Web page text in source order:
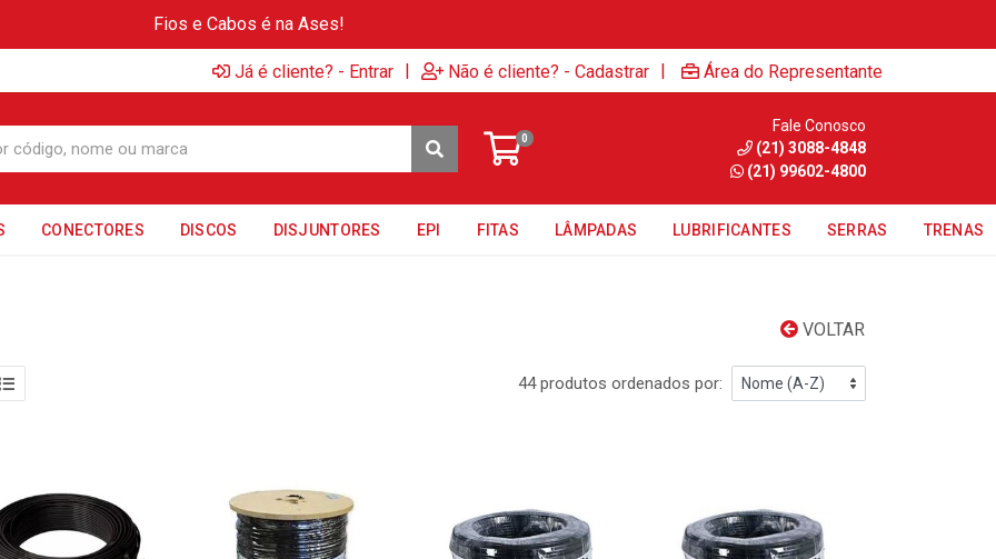
Fios e Cabos é na Ases!
Já é cliente? - Entrar | Não é cliente? - Cadastrar | Área do Representante
0
Fale Conosco
(21) 3088-4848
(21) 99602-4800
CONECTORES DISCOS DISJUNTORES EPI FITAS LÂMPADAS LUBRIFICANTES SERRAS TRENAS
VOLTAR
44 produtos ordenados por: